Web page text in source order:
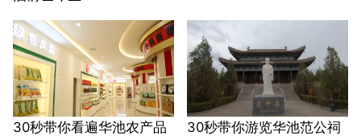
30秒带你看遍华池农产品 30秒带你游览华池范公祠